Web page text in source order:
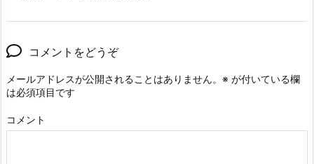
コメントをどうぞ
メールアドレスが公開されることはありません。 ※ が付いている欄
は必須項目です
コメント